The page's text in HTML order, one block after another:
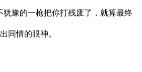
豫的一枪把你打残废了，就算最终
同情的眼神。